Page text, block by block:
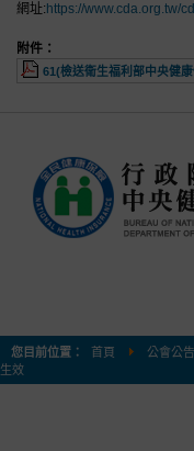
網址: https://www.cda.org.tw/
附件：
61(檢送衛生福利部中央健
您目前位置： 首頁 公會公告
生效